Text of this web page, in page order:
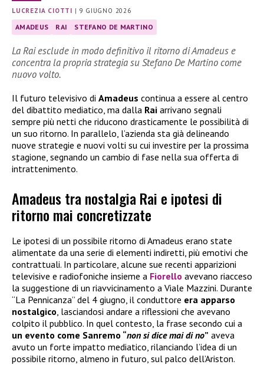
LUCREZIA CIOTTI | 9 GIUGNO 2026
AMADEUS RAI STEFANO DE MARTINO
La Rai esclude in modo definitivo il ritorno di Amadeus e
concentra la propria strategia su Stefano De Martino come
nuovo volto.
Il futuro televisivo di Amadeus continua a essere al centro
del dibattito mediatico, ma dalla Rai arrivano segnali
sempre più netti che riducono drasticamente le possibilità di
un suo ritorno. In parallelo, l’azienda sta già delineando
nuove strategie e nuovi volti su cui investire per la prossima
stagione, segnando un cambio di fase nella sua offerta di
intrattenimento.
Amadeus tra nostalgia Rai e ipotesi di
ritorno mai concretizzate
Le ipotesi di un possibile ritorno di Amadeus erano state
alimentate da una serie di elementi indiretti, più emotivi che
contrattuali. In particolare, alcune sue recenti apparizioni
televisive e radiofoniche insieme a Fiorello avevano riacceso
la suggestione di un riavvicinamento a Viale Mazzini. Durante
“La Pennicanza” del 4 giugno, il conduttore era apparso
nostalgico, lasciandosi andare a riflessioni che avevano
colpito il pubblico. In quel contesto, la frase secondo cui a
un evento come Sanremo “non si dice mai di no” aveva
avuto un forte impatto mediatico, rilanciando l’idea di un
possibile ritorno, almeno in futuro, sul palco dell’Ariston.